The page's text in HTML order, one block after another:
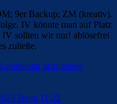
9er Backup; ZM (kreativ).
IV könnte man auf Platz
sollten wir nur! ablösefrei
zuließe.
abzugeben
Beim 11:22